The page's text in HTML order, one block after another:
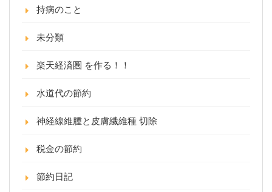
持病のこと
未分類
楽天経済圏 を作る！！
水道代の節約
神経線維腫と皮膚繊維種 切除
税金の節約
節約日記